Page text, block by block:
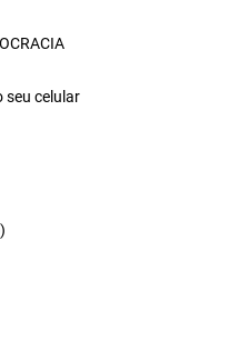
seu celular